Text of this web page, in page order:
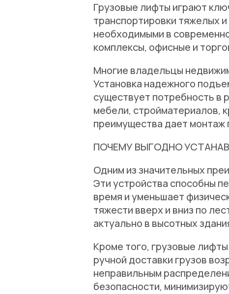
Грузовые лифты играют
транспортировки тяжелых
необходимыми в
комплексы, офисные и
Многие владельцы
Установка надежного
существует потребность в
мебели, стройматериалов,
преимущества дает монтаж
ПОЧЕМУ ВЫГОДНО
Одним из значительных
Эти устройства способны
время и уменьшает
тяжести вверх и вниз по
актуально в высотных
Кроме того, грузовые
ручной доставки грузов
неправильным
безопасности,